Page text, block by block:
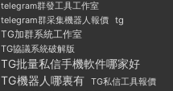
telegram群發工具工作室
telegram群采集機器人報價 tg
TG加群系統工作室
TG協議系統破解版
TG批量私信手機軟件哪家好
TG機器人哪裏有
TG私信工具報價